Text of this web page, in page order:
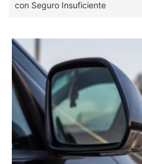
con Seguro Insuficiente